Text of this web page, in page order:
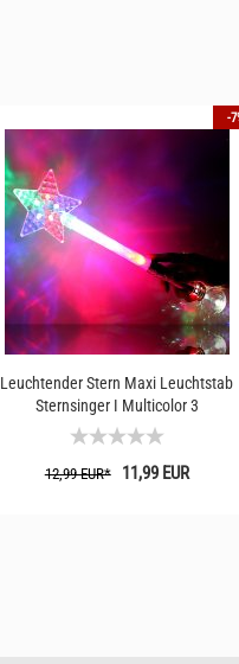
-
Leuchtender Stern Maxi Leuchtstab
Sternsinger I Multicolor 3
Leuchtfunktionen I Zauberstab...
12,99 EUR*11,99 EUR